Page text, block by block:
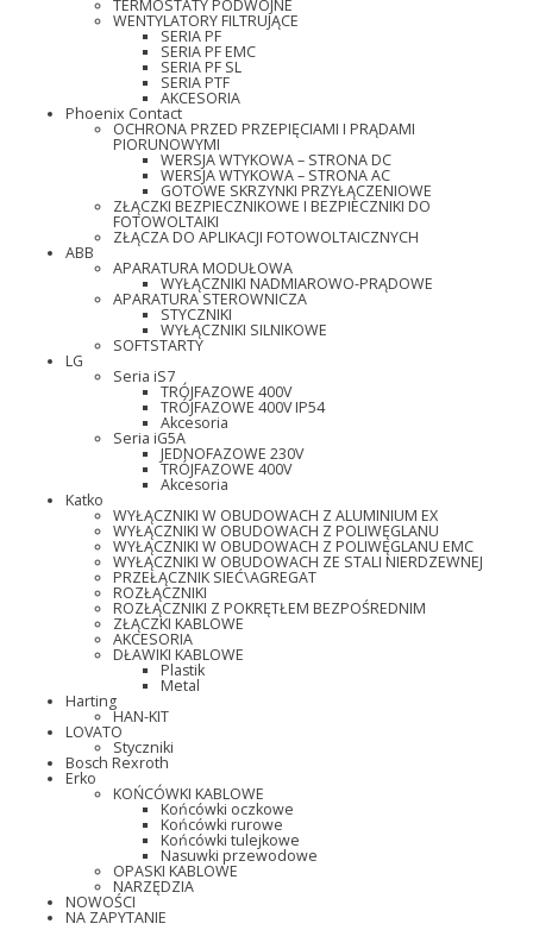
TERMOSTATY PODWÓJNE
WENTYLATORY FILTRUJĄCE
SERIA PF
SERIA PF EMC
SERIA PF SL
SERIA PTF
AKCESORIA
Phoenix Contact
OCHRONA PRZED PRZEPIĘCIAMI I PRĄDAMI
PIORUNOWYMI
WERSJA WTYKOWA – STRONA DC
WERSJA WTYKOWA – STRONA AC
GOTOWE SKRZYNKI PRZYŁĄCZENIOWE
ZŁĄCZKI BEZPIECZNIKOWE I BEZPIECZNIKI DO
FOTOWOLTAIKI
ZŁĄCZA DO APLIKACJI FOTOWOLTAICZNYCH
ABB
APARATURA MODUŁOWA
WYŁĄCZNIKI NADMIAROWO-PRĄDOWE
APARATURA STEROWNICZA
STYCZNIKI
WYŁĄCZNIKI SILNIKOWE
SOFTSTARTY
LG
Seria iS7
TRÓJFAZOWE 400V
TRÓJFAZOWE 400V IP54
Akcesoria
Seria iG5A
JEDNOFAZOWE 230V
TRÓJFAZOWE 400V
Akcesoria
Katko
WYŁĄCZNIKI W OBUDOWACH Z ALUMINIUM EX
WYŁĄCZNIKI W OBUDOWACH Z POLIWĘGLANU
WYŁĄCZNIKI W OBUDOWACH Z POLIWĘGLANU EMC
WYŁĄCZNIKI W OBUDOWACH ZE STALI NIERDZEWNEJ
PRZEŁĄCZNIK SIEĆ\AGREGAT
ROZŁĄCZNIKI
ROZŁĄCZNIKI Z POKRĘTŁEM BEZPOŚREDNIM
ZŁĄCZKI KABLOWE
AKCESORIA
DŁAWIKI KABLOWE
Plastik
Metal
Harting
HAN-KIT
LOVATO
Styczniki
Bosch Rexroth
Erko
KOŃCÓWKI KABLOWE
Końcówki oczkowe
Końcówki rurowe
Końcówki tulejkowe
Nasuwki przewodowe
OPASKI KABLOWE
NARZĘDZIA
NOWOŚCI
NA ZAPYTANIE